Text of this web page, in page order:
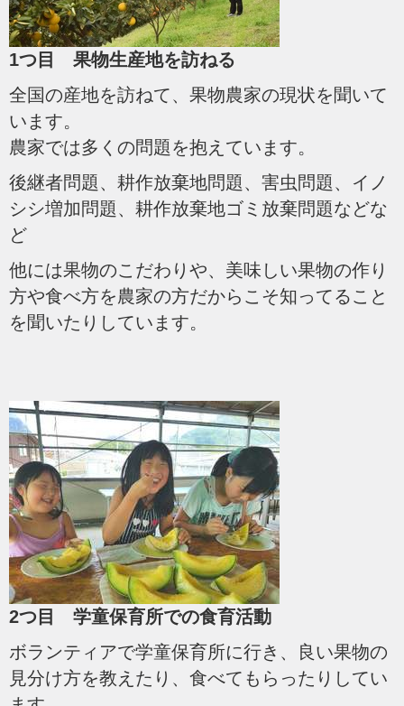
1つ目 果物生産地を訪ねる
全国の産地を訪ねて、果物農家の現状を聞いて
います。
農家では多くの問題を抱えています。
後継者問題、耕作放棄地問題、害虫問題、イノ
シシ増加問題、耕作放棄地ゴミ放棄問題などな
ど
他には果物のこだわりや、美味しい果物の作り
方や食べ方を農家の方だからこそ知ってること
を聞いたりしています。
2つ目 学童保育所での食育活動
ボランティアで学童保育所に行き、良い果物の
見分け方を教えたり、食べてもらったりしてい